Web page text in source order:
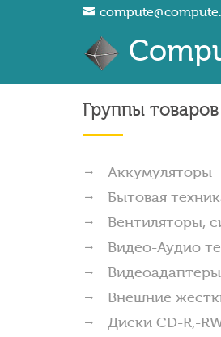
Группы товаров
Аккумуляторы
Бытовая
Вентиляторы,
Видео-Аудио
Внешние
Диски CD-R,-